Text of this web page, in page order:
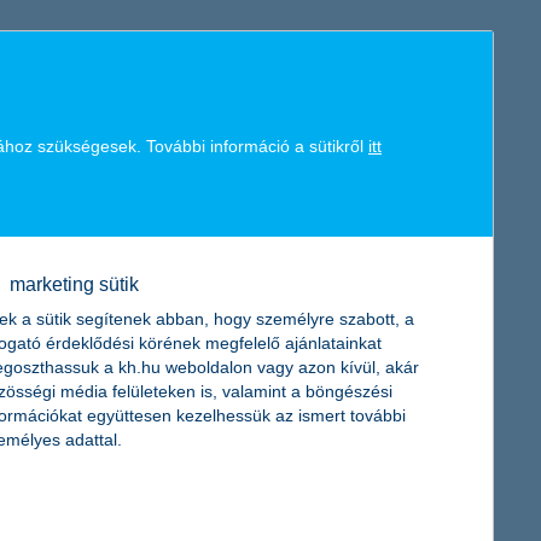
Befektetőként azonban már most célszerű körbenézni,
ezt mutatja az, hogy az elmúlt három évben
akik közelebb állnak a nyugdíjhoz.
szükségesek. További információ a sütikről itt
marketing sütik
a sütik segítenek abban, hogy személyre szabott, a
érdeklődési körének megfelelő ajánlatainkat
a kh.hu weboldalon vagy azon kívül, akár
média felületeken is, valamint a böngészési
együttesen kezelhessük az ismert további
adattal.